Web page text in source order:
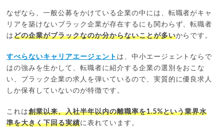
なぜなら、一般公募をかけている企業の中には、転職者がキャ
リアを築けないブラック企業が存在するにも関わらず、転職者
はどの企業がブラックなのか分からないことが多いからです。
すべらないキャリアエージェント は、中小エージェントならで
はの強みを生かして、転職者に紹介する企業の選別をおこな
い、ブラック企業の求人を弾いているので、実質的に優良求人
しか保有していないのが特徴です。
これは創業以来、入社半年以内の離職率を1.5%という業界水
準を大きく下回る実績に表れています。